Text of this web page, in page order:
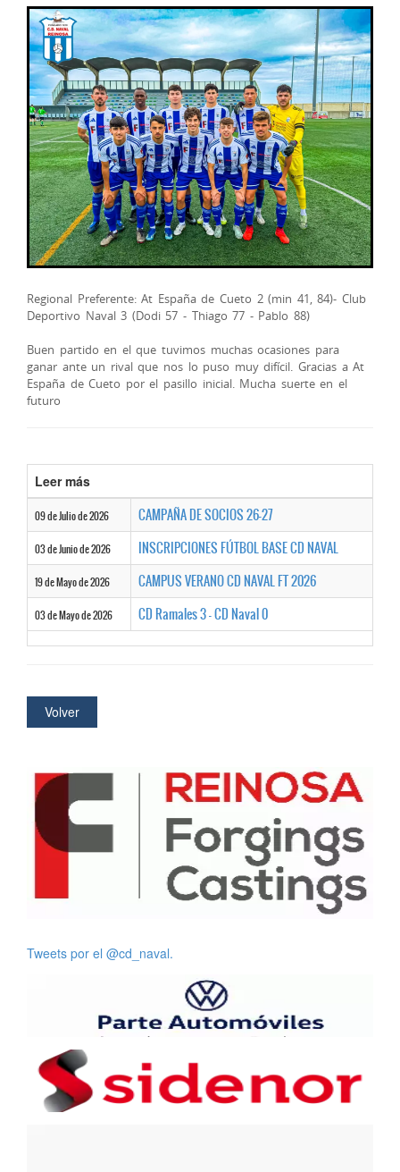
Regional Preferente: At España de Cueto 2 (min 41, 84)- Club
Deportivo Naval 3 (Dodi 57 - Thiago 77 - Pablo 88)
Buen partido en el que tuvimos muchas ocasiones para
ganar ante un rival que nos lo puso muy difícil. Gracias a At
España de Cueto por el pasillo inicial. Mucha suerte en el
futuro
Leer más
09 de Julio de 2026 CAMPAÑA DE SOCIOS 26-27
03 de Junio de 2026 INSCRIPCIONES FÚTBOL BASE CD NAVAL
19 de Mayo de 2026 CAMPUS VERANO CD NAVAL FT 2026
03 de Mayo de 2026 CD Ramales 3 - CD Naval 0
Volver
Tweets por el @cd_naval.